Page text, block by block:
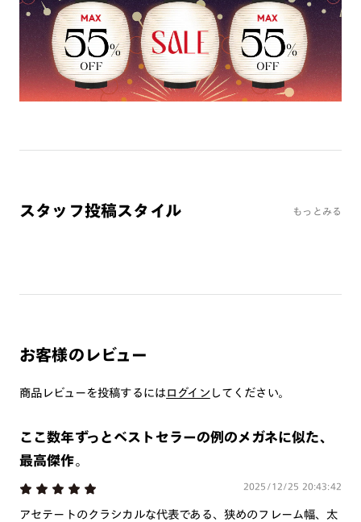
ミラーレンズ
※オンラインショップで作成可能なレンズはショッピングカート内で表示され
るレンズに限ります。それ以外の対応レンズについてはJINS実店舗でお取り扱
いしております。
※注文時に【度つき】→【レンズ交換券を発行】をお選びのうえ、店頭にてオ
プションレンズ代金をお支払いください。（※一部レンズ交換不可の商品を
ガネを作成できますか？
み）をご注文の場合、レンズ交換券を選択後に店舗にて度
商品とレンズ交換券が届きましたらお近くのJINS店舗へご
作成日数をいただきます。
ご注文の手順は以下をご参照ください。
スタッフ投稿スタイル もっとみる
お客様のレビュー
商品レビューを投稿するにはログイン してください。
ここ数年ずっとベストセラーの例のメガネに似た、
最高傑作。
2025/12/25 20:43:42
アセテートのクラシカルな代表である、狭めのフレーム幅、太